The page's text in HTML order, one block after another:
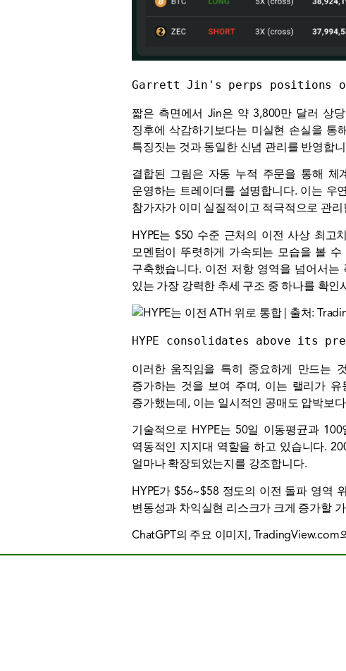
Garrett Jin's perps positions
짧은 측면에서 Jin은 약 3,800만 달러 상
징후에 삭감하기보다는 미실현 손실을 통
특징짓는 것과 동일한 신념 관리를 반영합
결합된 그림은 자동 누적 주문을 통해 체
운영하는 트레이더를 설명합니다. 이는 우
참가자가 이미 실질적이고 적극적으로 관
HYPE는 $50 수준 근처의 이전 사상 최
모멘텀이 뚜렷하게 가속되는 모습을 볼
구축했습니다. 이전 저항 영역을 넘어서
있는 가장 강력한 추세 구조 중 하나를 확인
HYPE consolidates above its
이러한 움직임을 특히 중요하게 만드는
증가하는 것을 보여 주며, 이는 랠리가
증가했는데, 이는 일시적인 공매도 압박보
기술적으로 HYPE는 50일 이동평균과
역동적인 지지대 역할을 하고 있습니다.
얼마나 확장되었는지를 강조합니다.
HYPE가 $56~$58 정도의 이전 돌파 영역
변동성과 차익실현 리스크가 크게 증가할
ChatGPT의 주요 이미지, TradingView.com